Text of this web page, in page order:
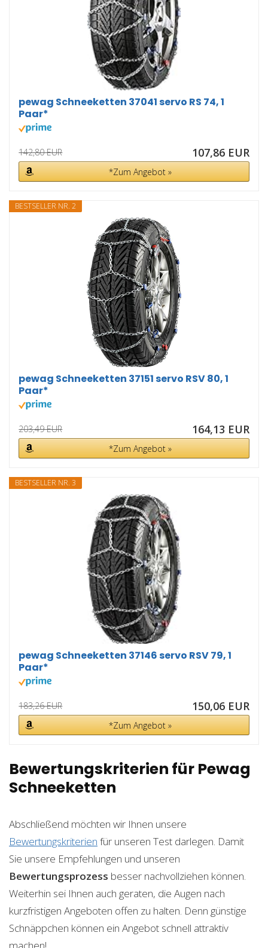
pewag Schneeketten 37041 servo RS 74, 1
Paar*
142,80 EUR 107,86 EUR
*Zum Angebot »
BESTSELLER NR. 2
pewag Schneeketten 37151 servo RSV 80, 1
Paar*
203,49 EUR 164,13 EUR
*Zum Angebot »
BESTSELLER NR. 3
pewag Schneeketten 37146 servo RSV 79, 1
Paar*
183,26 EUR 150,06 EUR
*Zum Angebot »
Bewertungskriterien für Pewag
Schneeketten
Abschließend möchten wir Ihnen unsere
Bewertungskriterien für unseren Test darlegen. Damit
Sie unsere Empfehlungen und unseren
Bewertungsprozess besser nachvollziehen können.
Weiterhin sei Ihnen auch geraten, die Augen nach
kurzfristigen Angeboten offen zu halten. Denn günstige
Schnäppchen können ein Angebot schnell attraktiv